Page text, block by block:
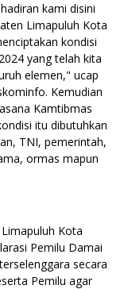
kami disini
Limapuluh Kota
kondisi
yang telah kita
elemen," ucap
Kemudian
Kamtibmas
itu dibutuhkan
TNI, pemerintah,
ormas mapun
Kota
Pemilu Damai
secara
Pemilu agar